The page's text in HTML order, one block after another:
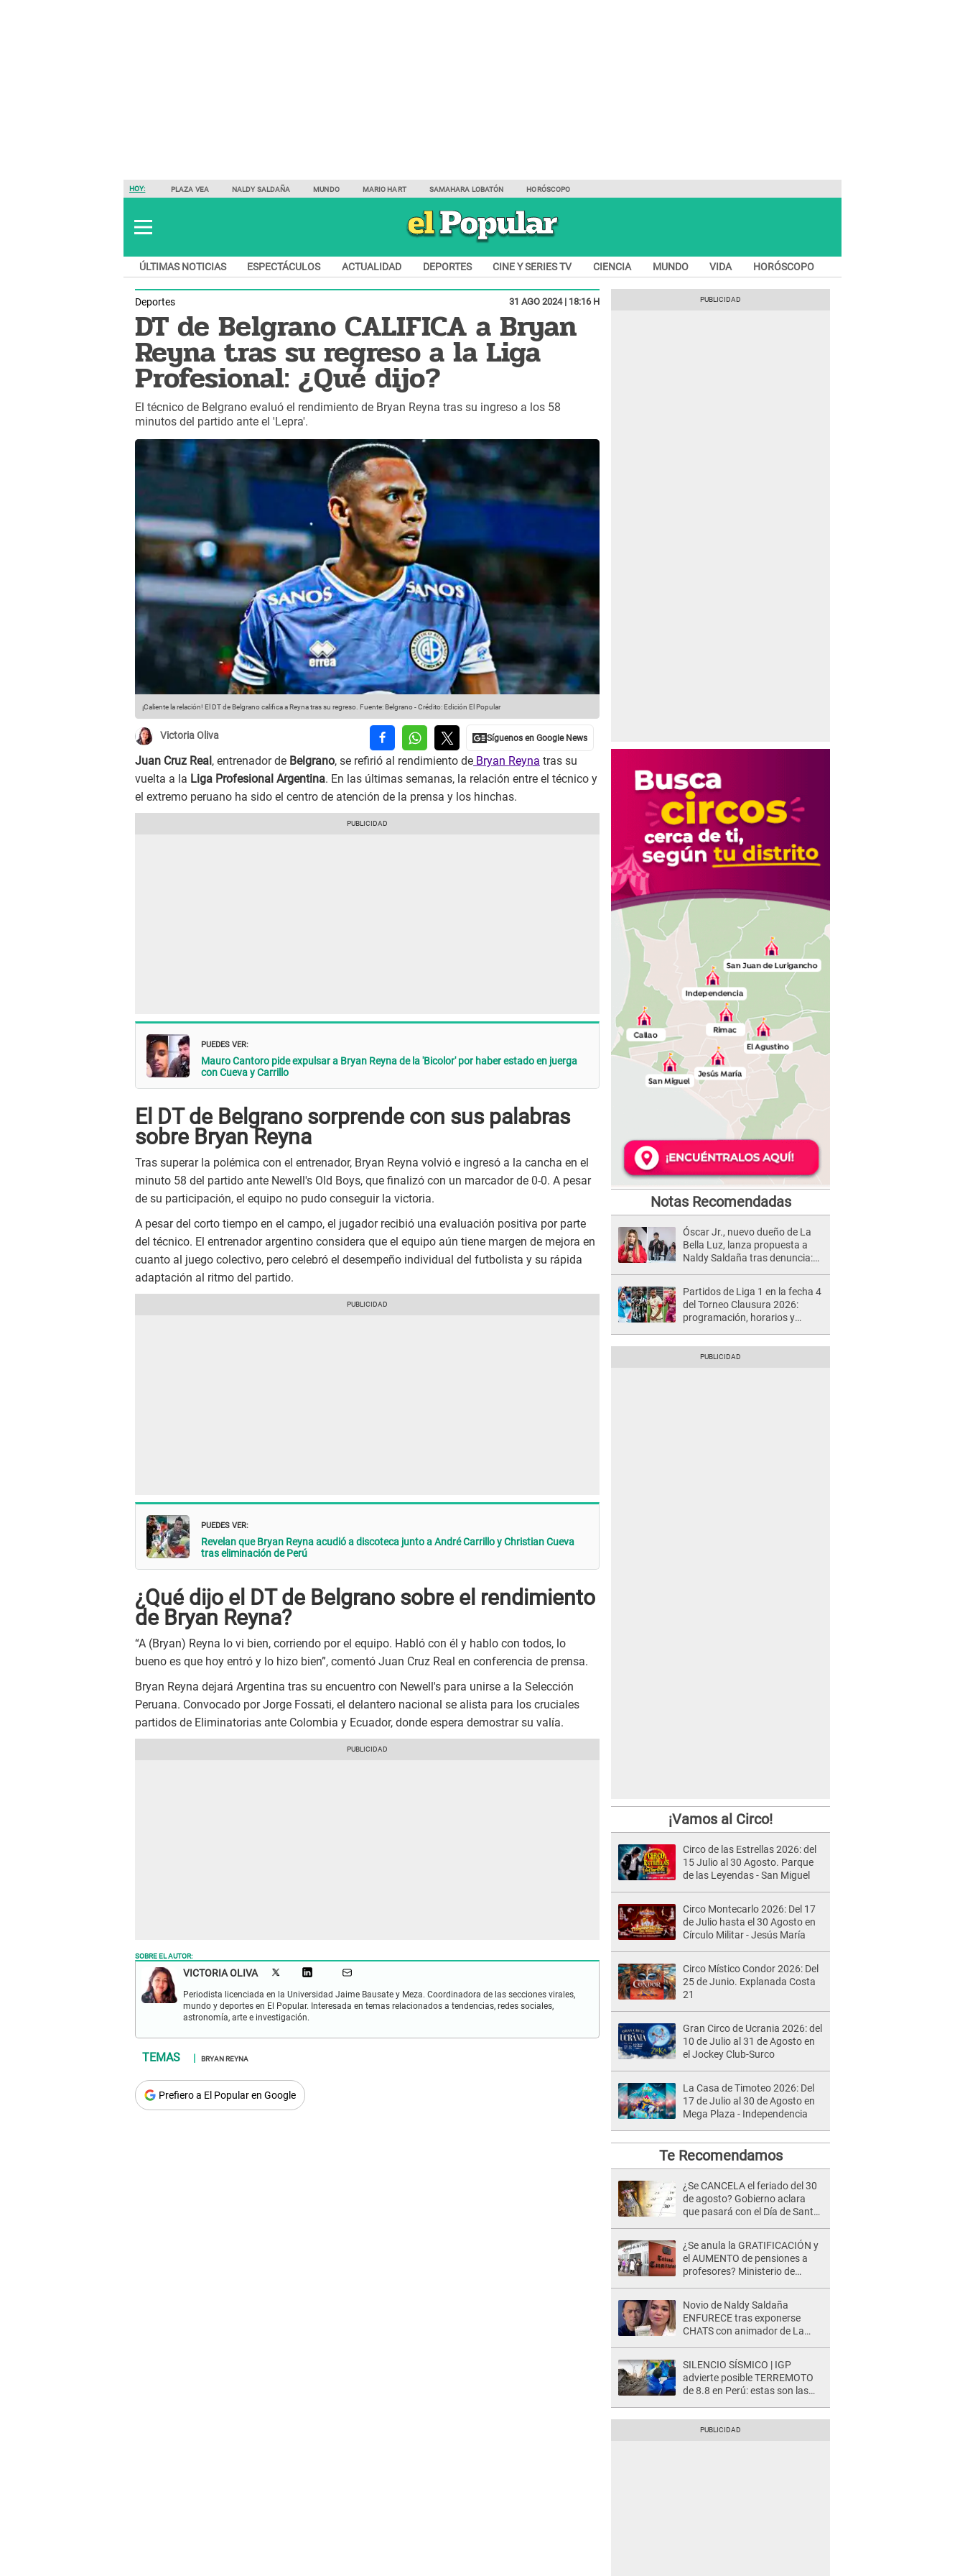
HOY: PLAZA VEA NALDY SALDAÑA MUNDO MARIO HART SAMAHARA LOBATÓN HORÓSCOPO
ÚLTIMAS NOTICIAS ESPECTÁCULOS ACTUALIDAD DEPORTES CINE Y SERIES TV CIENCIA MUNDO VIDA HORÓSCOPO
Deportes 31 AGO 2024 | 18:16 H
DT de Belgrano CALIFICA a Bryan
Reyna tras su regreso a la Liga
Profesional: ¿Qué dijo?
El técnico de Belgrano evaluó el rendimiento de Bryan Reyna tras su ingreso a los 58
minutos del partido ante el 'Lepra'.
¡Caliente la relación! El DT de Belgrano califica a Reyna tras su regreso. Fuente: Belgrano-Crédito: Edición El Popular
Victoria Oliva
Juan Cruz Real , entrenador de Belgrano, se refirió al rendimiento de Bryan Reyna tras su
vuelta a la Liga Profesional Argentina. En las últimas semanas, la relación entre el técnico y
el extremo peruano ha sido el centro de atención de la prensa y los hinchas.
PUEDES VER:
Mauro Cantoro pide expulsar a Bryan Reyna de la 'Bicolor' por haber estado en juerga
con Cueva y Carrillo
El DT de Belgrano sorprende con sus palabras
sobre Bryan Reyna
Tras superar la polémica con el entrenador, Bryan Reyna volvió e ingresó a la cancha en el
minuto 58 del partido ante Newell's Old Boys, que finalizó con un marcador de 0-0. A pesar
de su participación, el equipo no pudo conseguir la victoria.
A pesar del corto tiempo en el campo, el jugador recibió una evaluación positiva por parte
del técnico. El entrenador argentino considera que el equipo aún tiene margen de mejora en
cuanto al juego colectivo, pero celebró el desempeño individual del futbolista y su rápida
adaptación al ritmo del partido.
PUEDES VER:
Revelan que Bryan Reyna acudió a discoteca junto a André Carrillo y Christian Cueva
tras eliminación de Perú
¿Qué dijo el DT de Belgrano sobre el rendimiento
de Bryan Reyna?
“A (Bryan) Reyna lo vi bien, corriendo por el equipo. Habló con él y hablo con todos, lo
bueno es que hoy entró y lo hizo bien”, comentó Juan Cruz Real en conferencia de prensa.
Bryan Reyna dejará Argentina tras su encuentro con Newell's para unirse a la Selección
Peruana. Convocado por Jorge Fossati, el delantero nacional se alista para los cruciales
partidos de Eliminatorias ante Colombia y Ecuador, donde espera demostrar su valía.
SOBRE EL AUTOR:
VICTORIA OLIVA
Periodista licenciada en la Universidad Jaime Bausate y Meza. Coordinadora de las secciones virales,
mundo y deportes en El Popular. Interesada en temas relacionados a tendencias, redes sociales,
astronomía, arte e investigación.
BRYAN REYNA
Prefiero a El Popular en Google
Notas Recomendadas
Óscar Jr., nuevo dueño de La
Bella Luz, lanza propuesta a
Naldy Saldaña tras denuncia:
Partidos de Liga 1 en la fecha 4
del Torneo Clausura 2026:
programación, horarios y
¡Vamos al Circo!
Circo de las Estrellas 2026: del
15 Julio al 30 Agosto. Parque
de las Leyendas - San Miguel
Circo Montecarlo 2026: Del 17
de Julio hasta el 30 Agosto en
Círculo Militar - Jesús María
Circo Místico Condor 2026: Del
25 de Junio. Explanada Costa
21
Gran Circo de Ucrania 2026: del
10 de Julio al 31 de Agosto en
el Jockey Club-Surco
La Casa de Timoteo 2026: Del
17 de Julio al 30 de Agosto en
Mega Plaza - Independencia
Te Recomendamos
¿Se CANCELA el feriado del 30
de agosto? Gobierno aclara
que pasará con el Día de Santa
¿Se anula la GRATIFICACIÓN y
el AUMENTO de pensiones a
profesores? Ministerio de
Novio de Naldy Saldaña
ENFURECE tras exponerse
CHATS con animador de La
"Estúp@&# que cree que..."
SILENCIO SÍSMICO | IGP
advierte posible TERREMOTO
de 8.8 en Perú: estas son las